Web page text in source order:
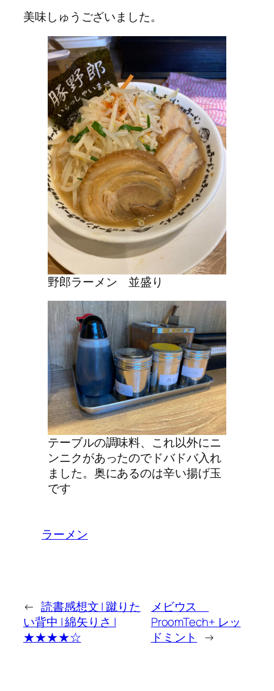
美味しゅうございました。
野郎ラーメン 並盛り
テーブルの調味料、これ以外にニ
ンニクがあったのでドバドバ入れ
ました。奥にあるのは辛い揚げ玉
です
ラーメン
← 読書感想文 | 蹴りた
い背中 | 綿矢りさ |
★★★★☆
メビウス
ProomTech+ レッ
ドミント
→